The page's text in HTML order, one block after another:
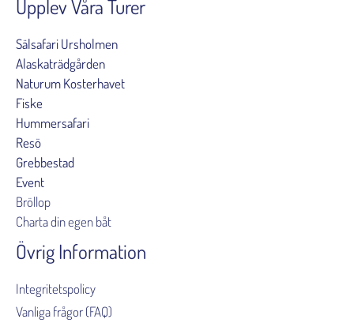
Upplev Våra Turer
Sälsafari Ursholmen
Alaskaträdgården
Naturum Kosterhavet
Fiske
Hummersafari
Resö
Grebbestad
Event
Bröllop
Charta din egen båt
Övrig Information
Integritetspolicy
Vanliga frågor (FAQ)